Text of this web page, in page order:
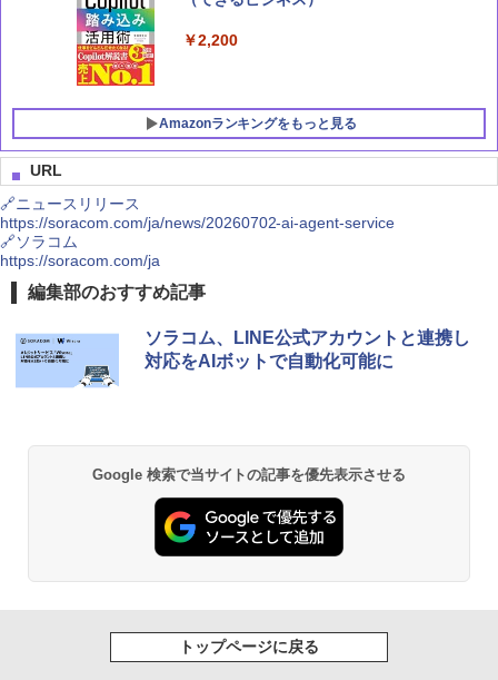
￥2,200
Amazonランキングをもっと見る
1
Claude 最強のAI自動化術 (AI仕事術シリ
￥2,640
徹底攻略ディープラーニングG検定ジェ
ネラリスト問題集 第3版
1
MSI GeForce RTX 5070 12G VENTUS 2
￥115,960
玄人志向 AMD Radeon RX 9060 XT 搭
載 グラフィックボード 16GB デュアル
ファン 【国内正規品】 RD-RX9060XT-E
1
Crucial(クルーシャル) PRO (マイクロン
2K16G4DFRA32A【国内正規代理店品】
￥31,827
3
CFD販売 デスクトップPC用メモリ グラ
ー・エフ・デー販売 CFD Standard W5
U5600CS-32GC46F
URL
🔗ニュースリリース
https://soracom.com/ja/news/20260702-ai-agent-service
🔗ソラコム
https://soracom.com/ja
編集部のおすすめ記事
ソラコム、LINE公式アカウントと連携し
対応をAIボットで自動化可能に
Google 検索で当サイトの記事を優先表示させる
トップページに戻る